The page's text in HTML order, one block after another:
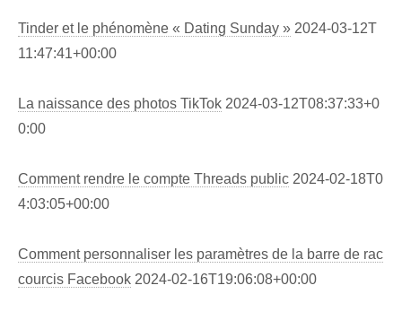
Tinder et le phénomène « Dating Sunday » 2024-03-12T
11:47:41+00:00
La naissance des photos TikTok 2024-03-12T08:37:33+0
0:00
Comment rendre le compte Threads public 2024-02-18T0
4:03:05+00:00
Comment personnaliser les paramètres de la barre de rac
courcis Facebook 2024-02-16T19:06:08+00:00